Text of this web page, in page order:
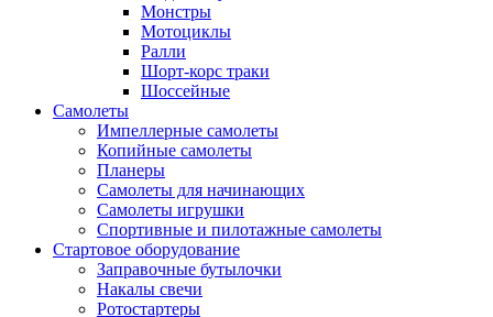
Монстры
Мотоциклы
Ралли
Шорт-корс траки
Шоссейные
Самолеты
Импеллерные самолеты
Копийные самолеты
Планеры
Самолеты для начинающих
Самолеты игрушки
Спортивные и пилотажные самолеты
Стартовое оборудование
Заправочные бутылочки
Накалы свечи
Ротостартеры